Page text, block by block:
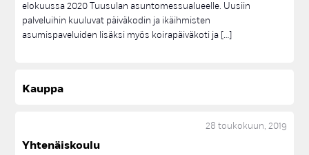
elokuussa 2020 Tuusulan asuntomessualueelle. Uusiin
palveluihin kuuluvat päiväkodin ja ikäihmisten
asumispaveluiden lisäksi myös koirapäiväkoti ja […]
Kaup­pa
28 toukokuun, 2019
Yh­te­näis­kou­lu